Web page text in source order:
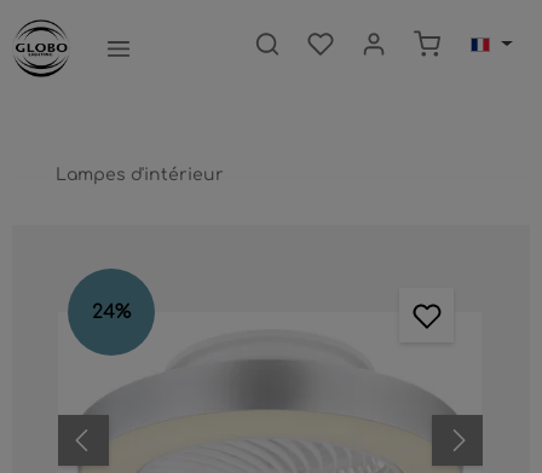
principal Le panier
Lampes d'intérieur
Ignorer la galerie d'images
24%